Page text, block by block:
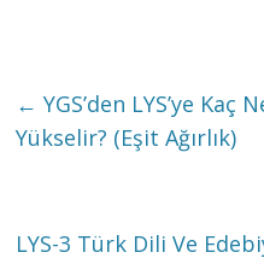
← YGS’den LYS’ye Kaç
Yükselir? (Eşit Ağırlık)
LYS-3 Türk Dili Ve